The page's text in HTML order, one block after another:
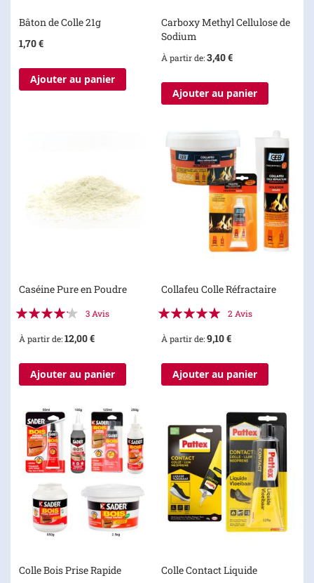
Bâton de Colle 21g
1,70 €
Ajouter au panier
Carboxy Methyl Cellulose de
Sodium
À partir de 3,40 €
Ajouter au panier
Caséine Pure en Poudre
Évaluation:
3 Avis
À partir de 12,00 €
Ajouter au panier
Collafeu Colle Réfractaire
Évaluation:
2 Avis
À partir de 9,10 €
Ajouter au panier
Colle Bois Prise Rapide Colle Contact Liquide